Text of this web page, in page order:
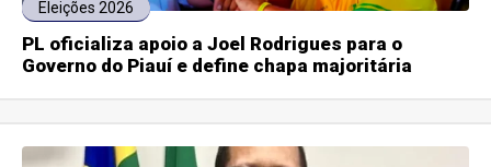
Eleições 2026
PL oficializa apoio a Joel Rodrigues para o
Governo do Piauí e define chapa majoritária